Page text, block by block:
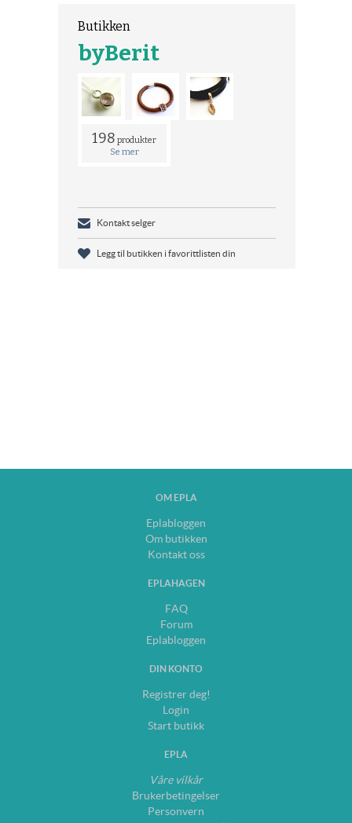
Butikken
byBerit
198 produkter
Se mer
Kontakt selger
Legg til butikken i favorittlisten din
OM EPLA
Eplabloggen
Om butikken
Kontakt oss
EPLAHAGEN
FAQ
Forum
Eplabloggen
DIN KONTO
Registrer deg!
Login
Start butikk
EPLA
Våre vilkår
Brukerbetingelser
Personvern